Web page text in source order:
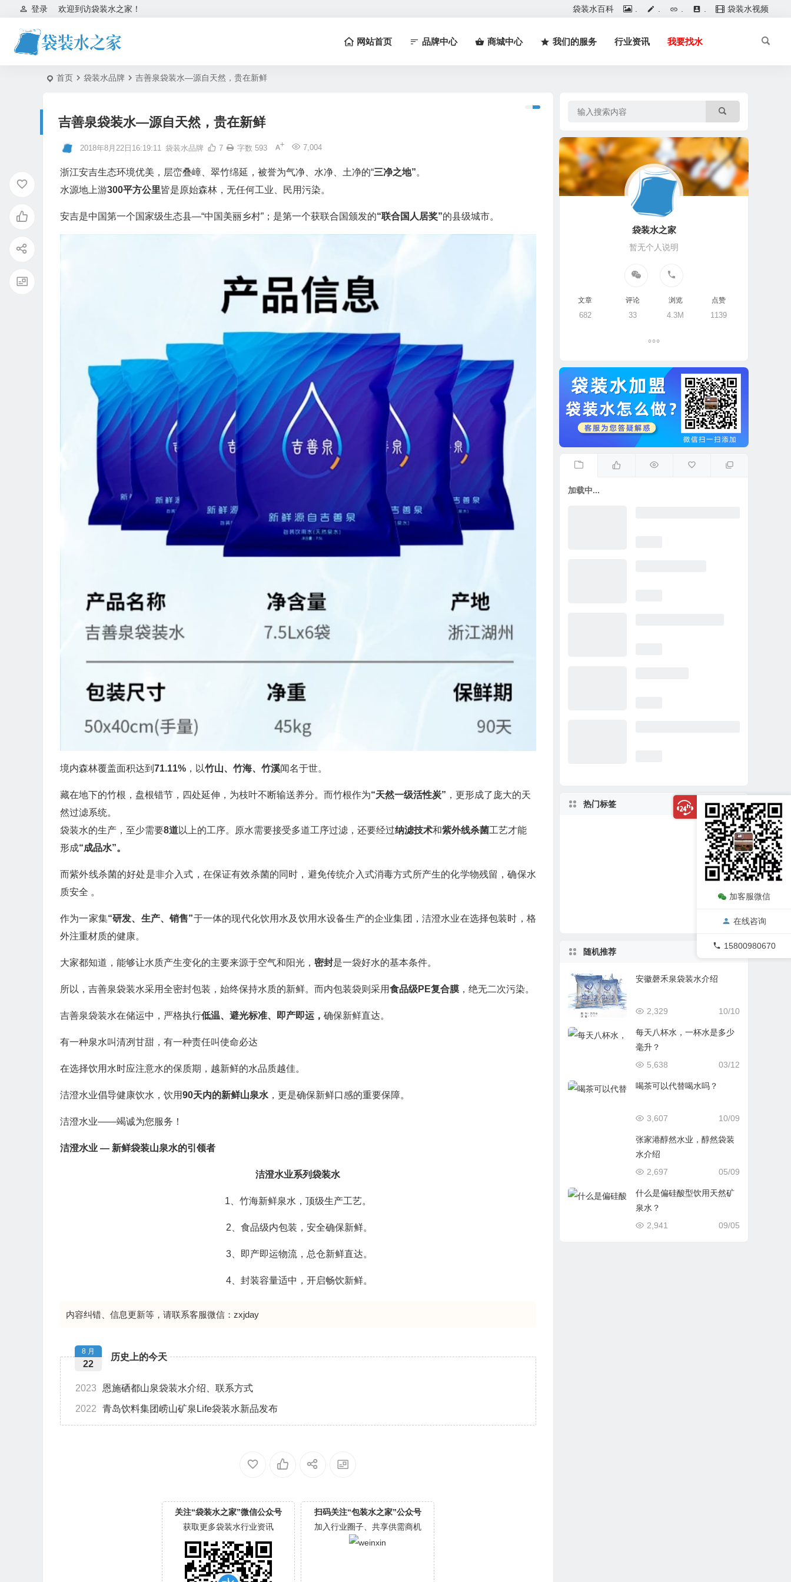
欢迎到访袋装水之家！
登录 袋装水百科 袋装水视频
网站首页 品牌中心 商城中心 我们的服务 行业资讯 我要找水
首页 袋装水品牌 吉善泉袋装水—源自天然，贵在新鲜
吉善泉袋装水—源自天然，贵在新鲜
2018年8月22日16:19:11 袋装水品牌 7,004
7 字数 593
浙江安吉生态环境优美，层峦叠嶂、翠竹绵延，被誉为气净、水净、土净的“三净之地”。
水源地上游300平方公里皆是原始森林，无任何工业、民用污染。
安吉是中国第一个国家级生态县—“中国美丽乡村”；是第一个获联合国颁发的“联合国人居奖”的县级城市。
境内森林覆盖面积达到 71.11% ，以竹山、竹海、竹溪闻名于世。
藏在地下的竹根，盘根错节，四处延伸，为枝叶不断输送养分。而竹根作为“天然一级活性炭” ，更形成了庞大的天
然过滤系统。
袋装水的生产，至少需要8道以上的工序。原水需要接受多道工序过滤，还要经过纳滤技术和紫外线杀菌工艺才能
形成“成品水”。
而紫外线杀菌的好处是非介入式，在保证有效杀菌的同时，避免传统介入式消毒方式所产生的化学物残留，确保水
质安全 。
作为一家集“研发、生产、销售”于一体的现代化饮用水及饮用水设备生产的企业集团，洁澄水业在选择包装时，格
外注重材质的健康。
大家都知道，能够让水质产生变化的主要来源于空气和阳光， 密封是一袋好水的基本条件。
所以，吉善泉袋装水采用全密封包装，始终保持水质的新鲜。而内包装袋则采用食品级PE复合膜 ，绝无二次污染。
吉善泉袋装水在储运中，严格执行低温、避光标准、即产即运， 确保新鲜直达。
有一种泉水叫清冽甘甜，有一种责任叫使命必达
在选择饮用水时应注意水的保质期，越新鲜的水品质越佳。
洁澄水业倡导健康饮水，饮用90天内的新鲜山泉水 ，更是确保新鲜口感的重要保障。
洁澄水业——竭诚为您服务！
洁澄水业 — 新鲜袋装山泉水的引领者
洁澄水业系列袋装水
1、竹海新鲜泉水，顶级生产工艺。
2、食品级内包装，安全确保新鲜。
3、即产即运物流，总仓新鲜直达。
4、封装容量适中，开启畅饮新鲜。
内容纠错、信息更新等，请联系客服微信：zxjday
历史上的今天
8 月
22
2023 恩施硒都山泉袋装水介绍、联系方式
2022 青岛饮料集团崂山矿泉Life袋装水新品发布
关注“袋装水之家”微信公众号
获取更多袋装水行业资讯
扫码关注“包装水之家”公众号
加入行业圈子、共享供需商机
袋装水之家
暂无个人说明
文章
682
评论
33
浏览
4.3M
点赞
1139
加载中...
热门标签
茶余饭后
袋装水评
桶装水
山东袋装水
随机推荐
安徽磬禾泉袋装水介绍
10/10
2,329
每天八杯水，一杯水是多少
毫升？
03/12
5,638
喝茶可以代替喝水吗？
10/09
3,607
张家港醇然水业，醇然袋装
水介绍
05/09
2,697
什么是偏硅酸型饮用天然矿
泉水？
09/05
2,941
加客服微信
在线咨询
15800980670